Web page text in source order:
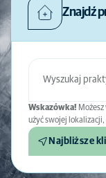
Znajdź
Wskazówka!
użyć swojej
Najbliższe